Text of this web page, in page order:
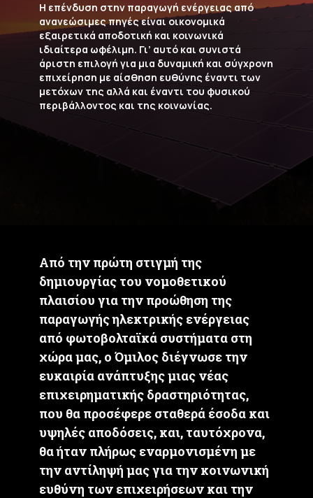
Η επένδυση στην παραγωγή ενέργειας από
ανανεώσιμες πηγές είναι οικονομικά
εξαιρετικά αποδοτική και κοινωνικά
ιδιαίτερα ωφέλιμη. Γι’ αυτό και συνιστά
άριστη επιλογή για μια δυναμική και σύγχρονη
επιχείρηση με αίσθηση ευθύνης έναντι των
μετόχων της αλλά και έναντι του φυσικού
περιβάλλοντος και της κοινωνίας.
Από την πρώτη στιγμή της
δημιουργίας του νομοθετικού
πλαισίου για την προώθηση της
παραγωγής ηλεκτρικής ενέργειας
από φωτοβολταϊκά συστήματα στη
χώρα μας, ο Όμιλος διέγνωσε την
ευκαιρία ανάπτυξης μιας νέας
επιχειρηματικής δραστηριότητας,
που θα προσέφερε σταθερά έσοδα και
υψηλές αποδόσεις, και, ταυτόχρονα,
θα ήταν πλήρως εναρμονισμένη με
την αντίληψή μας για την κοινωνική
ευθύνη των επιχειρήσεων και την